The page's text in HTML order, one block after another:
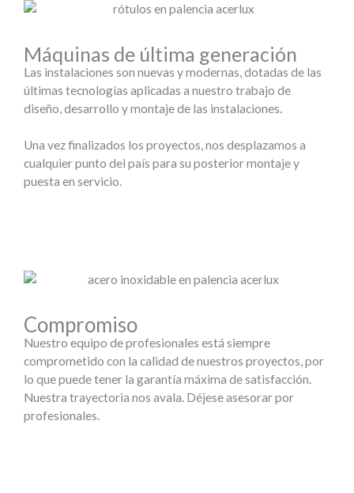
Máquinas de última generación
Las instalaciones son nuevas y modernas, dotadas de las
últimas tecnologías aplicadas a nuestro trabajo de
diseño, desarrollo y montaje de las instalaciones.
Una vez finalizados los proyectos, nos desplazamos a
cualquier punto del país para su posterior montaje y
puesta en servicio.
Compromiso
Nuestro equipo de profesionales está siempre
comprometido con la calidad de nuestros proyectos, por
lo que puede tener la garantía máxima de satisfacción.
Nuestra trayectoria nos avala. Déjese asesorar por
profesionales.